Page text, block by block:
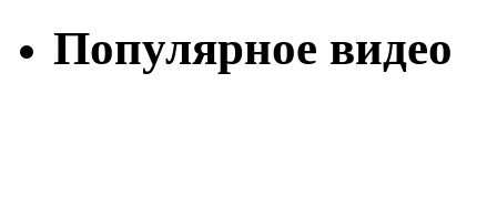
Популярное видео